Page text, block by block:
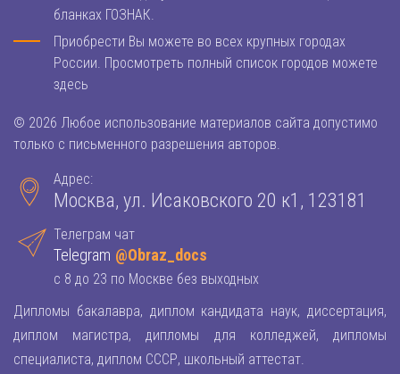
бланках ГОЗНАК.
Приобрести Вы можете во всех крупных городах
России. Просмотреть полный список городов можете
здесь
© 2026 Любое использование материалов сайта допустимо
только с письменного разрешения авторов.
Адрес:
Москва, ул. Исаковского 20 к1, 123181
Телеграм чат
Telegram @Obraz_docs
с 8 до 23 по Москве без выходных
Дипломы бакалавра, диплом кандидата наук, диссертация,
диплом магистра, дипломы для колледжей, дипломы
специалиста, диплом СССР, школьный аттестат.